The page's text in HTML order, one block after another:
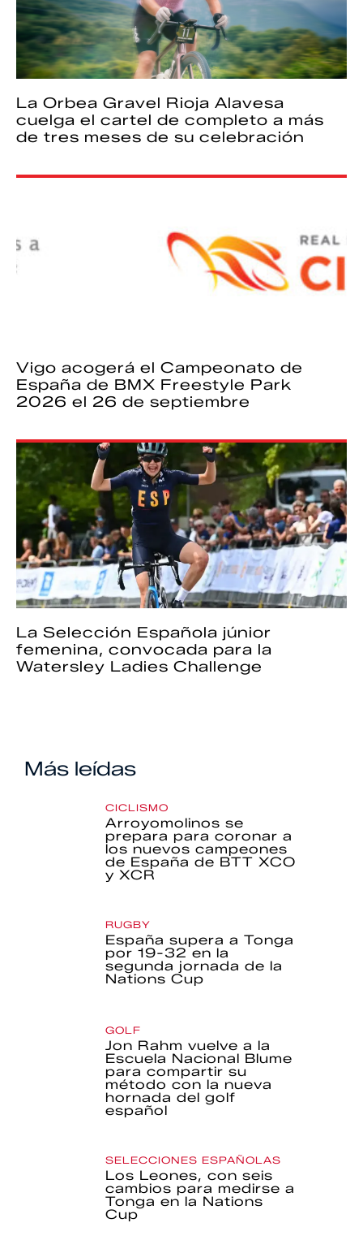
La Orbea Gravel Rioja Alavesa
cuelga el cartel de completo a más
de tres meses de su celebración
Vigo acogerá el Campeonato de
España de BMX Freestyle Park
2026 el 26 de septiembre
La Selección Española júnior
femenina, convocada para la
Watersley Ladies Challenge
Más leídas
CICLISMO
Arroyomolinos se
prepara para coronar a
los nuevos campeones
de España de BTT XCO
y XCR
RUGBY
España supera a Tonga
por 19-32 en la
segunda jornada de la
Nations Cup
GOLF
Jon Rahm vuelve a la
Escuela Nacional Blume
para compartir su
método con la nueva
hornada del golf
español
SELECCIONES ESPAÑOLAS
Los Leones, con seis
cambios para medirse a
Tonga en la Nations
Cup